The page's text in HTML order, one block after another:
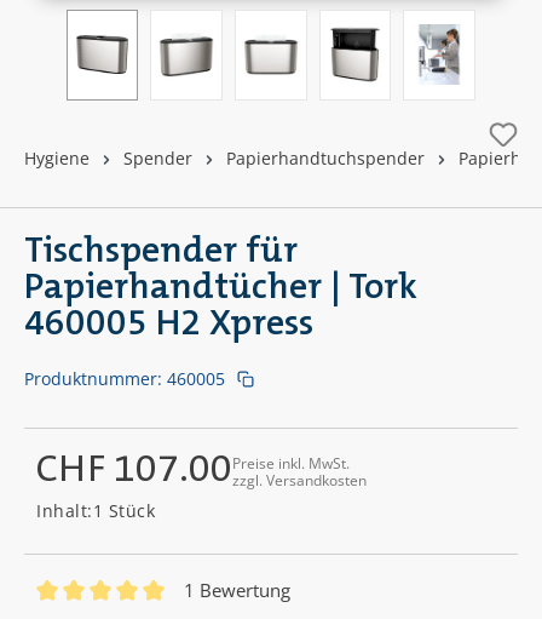
Hygiene Spender Papierhandtuchspender
Tischspender für
Papierhandtücher | Tork
460005 H2 Xpress
Regulärer Preis:
CHF 107.00Preise inkl. MwSt.
zzgl. Versandkosten
Inhalt:1 Stück
1 Bewertung
Produktnummer: 460005